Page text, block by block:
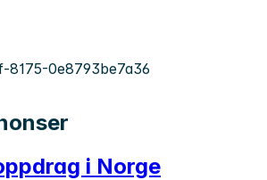
0e8793be7a36
i Norge